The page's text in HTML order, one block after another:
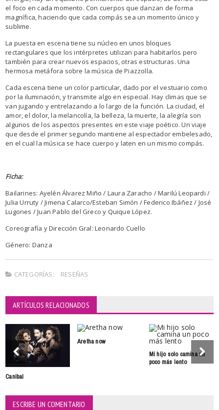
el foco en cada momento. Con cuerpos que danzan de forma
magnífica, haciendo que cada compás sea un momento único y
sublime.
La puesta en escena tiene su núcleo en unos bloques
rectangulares que los intérpretes utilizan para habitarlos pero
también para crear nuevos espacios, otras estructuras. Una
hermosa metáfora sobre la música de Piazzolla.
Cada escena tiene un color particular, dado por el vestuario como
por la iluminación, y transmite algo en especial. Hay climas que se
van jugando y entrelazando a lo largo de la función. La ciudad, el
amor, el dolor, la melancolía, la belleza, la muerte, la alegría son
algunos de los aspectos presentes en este viaje poético. Un viaje
que desde el primer segundo mantiene al espectador embelesado,
en el cual la música se hace cuerpo y laten en un mismo compás.
Ficha:
Bailarines: Ayelén Álvarez Miño / Laura Zaracho / Marilú Leopardi /
Julia Urruty / Jimena Calarco/Esteban Simón / Federico Ibáñez / José
Lugones / Juan Pablo del Greco y Quique López.
Coreografía y Dirección Gral: Leonardo Cuello
Género: Danza
CATEGORÍAS: RESEÑAS
ARTÍCULOS RELACIONADOS
Canibal
Aretha now
Mi hijo solo camina un
poco más lento
ESCRIBE UN COMENTARIO